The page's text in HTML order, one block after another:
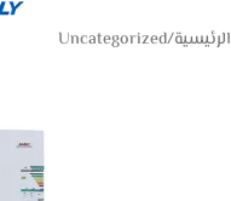
الرئيسية/
Uncategorized